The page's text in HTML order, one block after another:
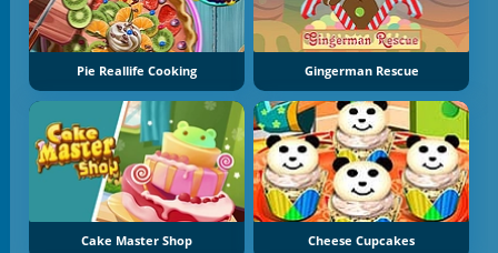
Pie Reallife Cooking Gingerman Rescue
Cake Master Shop Cheese Cupcakes